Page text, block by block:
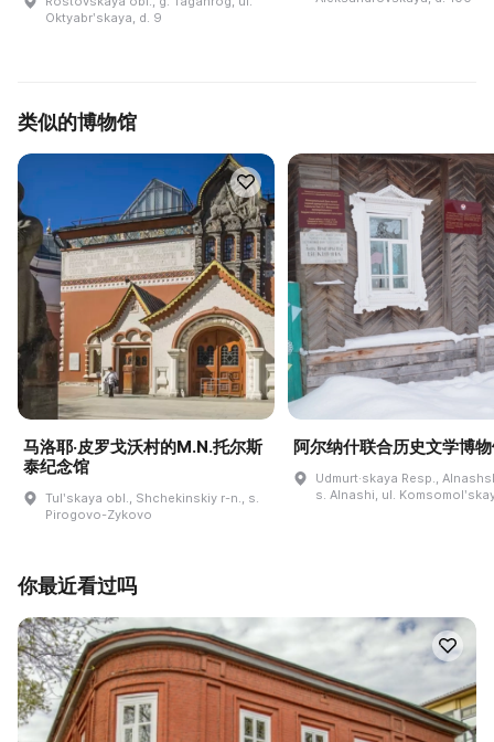
Oktyabrʹskaya, d. 9
类似的博物馆
马洛耶·皮罗戈沃村的M.N.托尔斯
泰纪念馆
Tulʹskaya obl., Shchekinskiy r-n., s.
Pirogovo-Zykovo
阿尔纳什联合历史文学博
Udmurt·skaya Resp.,
s. Alnashi, ul.
你最近看过吗